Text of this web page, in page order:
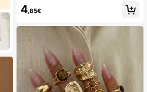
intage de Luxo, Adequado para Uso
4 ,85€